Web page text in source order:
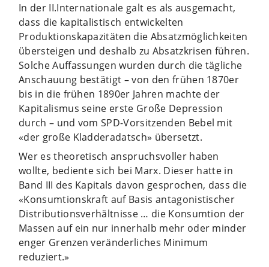
In der II.Internationale galt es als ausgemacht,
dass die kapitalistisch entwickelten
Produktionskapazitäten die Absatzmöglichkeiten
übersteigen und deshalb zu Absatzkrisen führen.
Solche Auffassungen wurden durch die tägliche
Anschauung bestätigt – von den frühen 1870er
bis in die frühen 1890er Jahren machte der
Kapitalismus seine erste Große Depression
durch – und vom SPD-Vorsitzenden Bebel mit
«der große Kladderadatsch» übersetzt.
Wer es theoretisch anspruchsvoller haben
wollte, bediente sich bei Marx. Dieser hatte in
Band III des Kapitals davon gesprochen, dass die
«Konsumtionskraft auf Basis antagonistischer
Distributionsverhältnisse … die Konsumtion der
Massen auf ein nur innerhalb mehr oder minder
enger Grenzen veränderliches Minimum
reduziert.»